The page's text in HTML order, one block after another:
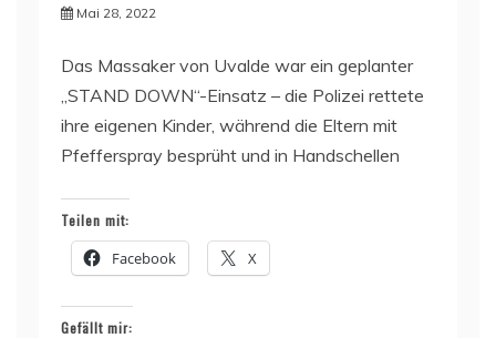
Mai 28, 2022
Das Massaker von Uvalde war ein geplanter
„STAND DOWN“-Einsatz – die Polizei rettete
ihre eigenen Kinder, während die Eltern mit
Pfefferspray besprüht und in Handschellen
Teilen mit:
Facebook X
Gefällt mir: